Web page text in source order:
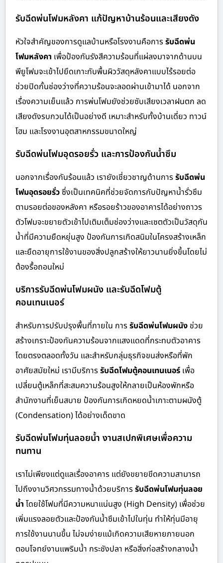
รับฉีดพ่นโฟมหลังคา แก้ปัญหาบ้านร้อนและเสียงดัง
หัวใจสำคัญของการดูแลบ้านหรือโรงงานคือการรับฉีดพ่น
โฟมหลังคา เพื่อป้องกันรังสีความร้อนที่แผ่ลงมาจากด้านบน
พียูโฟมจะเข้าไปยึดเกาะกับพื้นผิววัสดุหลังคาแบบไร้รอยต่อ
ช่วยปิดกั้นช่องว่างที่ความร้อนจะลอดผ่านเข้ามาได้ นอกจาก
เรื่องความเย็นแล้ว การพ่นโฟมยังช่วยซับเสียงเวลาฝนตก ลด
เสียงดังรบกวนได้เป็นอย่างดี เหมาะสำหรับทั้งบ้านเดี่ยว ทาวน์
โฮม และโรงงานอุตสาหกรรมขนาดใหญ่
รับฉีดพ่นโฟมอุดรอยรั่ว และการป้องกันน้ำซึม
นอกจากเรื่องกันร้อนแล้ว เรายังเชี่ยวชาญด้านการรับฉีดพ่น
โฟมอุดรอยรั่วซึ่งเป็นเทคนิคที่ช่วยจัดการกับปัญหาน้ำรั่วซึม
ตามรอยต่อของหลังคา หรือรอยร้าวของอาคารได้อย่างถาวร
ตัวโฟมจะขยายตัวเข้าไปเติมเต็มช่องว่างและเซตตัวเป็นวัสดุกัน
น้ำที่มีความยืดหยุ่นสูง ป้องกันการเกิดสนิมในโครงสร้างเหล็ก
และยืดอายุการใช้งานของสิ่งปลูกสร้างให้ยาวนานยิ่งขึ้นโดยไม่
ต้องรื้อถอนใหม่
บริการรับฉีดพ่นโฟมผนัง และรับฉีดโฟมตู้
คอนเทนเนอร์
สำหรับการปรับปรุงพื้นที่ภายใน การรับฉีดพ่นโฟมผนัง ช่วย
สร้างเกราะป้องกันความร้อนจากแสงแดดที่กระทบตัวอาคาร
โดยตรงตลอดทั้งวัน และสำหรับกลุ่มธุรกิจขนส่งหรือที่พัก
อาศัยสมัยใหม่ เรามีบริการรับฉีดโฟมตู้คอนเทนเนอร์ เพื่อ
เปลี่ยนตู้เหล็กที่สะสมความร้อนสูงให้กลายเป็นห้องพักหรือ
สำนักงานที่เย็นสบาย ป้องกันการเกิดหยดน้ำเกาะตามผนังตู้
(Condensation) ได้อย่างเด็ดขาด
รับฉีดพ่นโฟมทุ่นลอยน้ำ งานสเปกพิเศษเพื่อความ
ทนทาน
เราไม่เพียงแต่ดูแลเรื่องอาคาร แต่ยังขยายขีดความสามารถ
ไปถึงงานวิศวกรรมทางน้ำด้วยบริการรับฉีดพ่นโฟมทุ่นลอย
น้ำ โดยใช้โฟมที่มีความหนาแน่นสูง (High Density) เพื่อช่วย
เพิ่มแรงลอยตัวและป้องกันน้ำซึมเข้าไปในทุ่น ทำให้ทุ่นมีอายุ
การใช้งานนานขึ้น ไม่จมง่ายแม้เกิดความเสียหายภายนอก
ตอบโจทย์งานแพริมน้ำ กระชังปลา หรือสิ่งก่อสร้างกลางน้ำ